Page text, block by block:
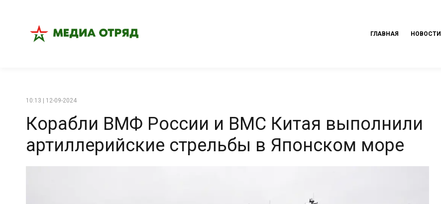
ГЛАВНАЯ НОВОСТИ
10:13 | 12-09-2024
Корабли ВМФ России и ВМС Китая выполнили
артиллерийские стрельбы в Японском море